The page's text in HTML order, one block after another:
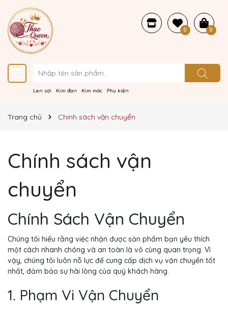
Len sợi Kim đan Kim móc Phụ kiện
0 0
Trang chủ Chính sách vận chuyển
Chính sách vận
chuyển
Chính Sách Vận Chuyển
Chúng tôi hiểu rằng việc nhận được sản phẩm bạn yêu thích
một cách nhanh chóng và an toàn là vô cùng quan trọng. Vì
vậy, chúng tôi luôn nỗ lực để cung cấp dịch vụ vận chuyển tốt
nhất, đảm bảo sự hài lòng của quý khách hàng.
1. Phạm Vi Vận Chuyển